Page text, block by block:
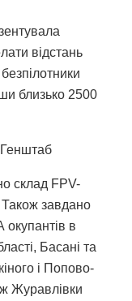
відстань
близько 2500
Генштаб
склад FPV-
Також завдано
в
Басані та
і Попово-
Журавлівки